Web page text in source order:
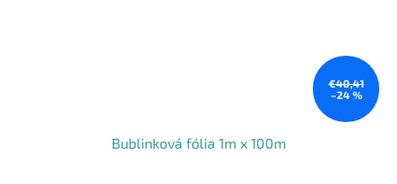
€40,41
–24 %
Bublinková fólia 1m x 100m